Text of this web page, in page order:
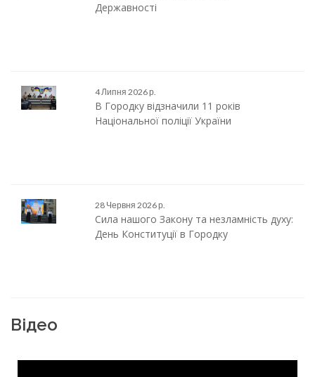
Державності
4 Липня 2026 р.
В Городку відзначили 11 років
Національної поліції України
28 Червня 2026 р.
Сила нашого Закону та незламність духу:
День Конституції в Городку
Відео